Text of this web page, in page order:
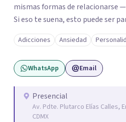
mismas formas de relacionarse
Si eso te suena, esto puede ser
Adicciones Ansiedad
WhatsApp Email
Presencial
Av. Pdte. Plutarco Elías Calles,
CDMX